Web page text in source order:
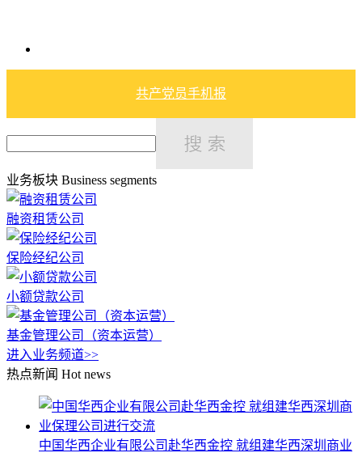
共产党员手机报
业务板块 Business segments
融资租赁公司
保险经纪公司
小额贷款公司
基金管理公司（资本运营）
进入业务频道>>
热点新闻 Hot news
中国华西企业有限公司赴华西金控 就组建华西深圳商业